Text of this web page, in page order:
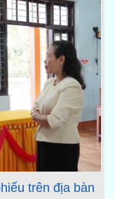
trên địa bàn